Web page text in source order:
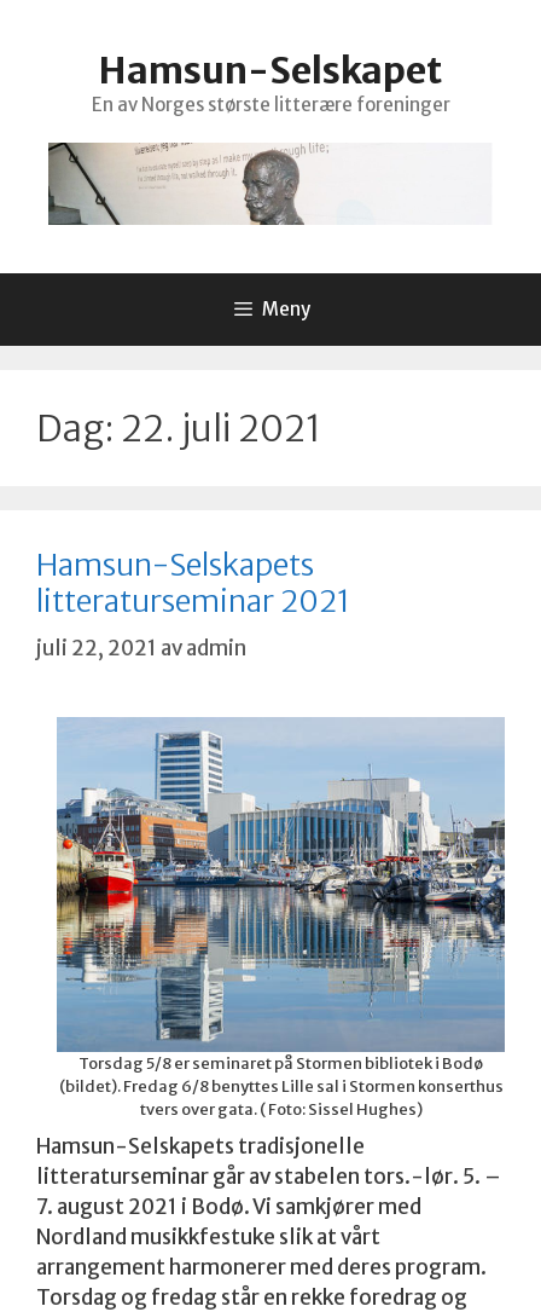
Hamsun-Selskapet
En av Norges største litterære foreninger
Meny
Dag: 22. juli 2021
Hamsun-Selskapets
litteraturseminar 2021
juli 22, 2021 avadmin
Torsdag 5/8 er seminaret på Stormen bibliotek i Bodø
(bildet). Fredag 6/8 benyttes Lille sal i Stormen konserthus
tvers over gata. ( Foto: Sissel Hughes)
Hamsun-Selskapets tradisjonelle
litteraturseminar går av stabelen tors.-lør. 5. –
7. august 2021 i Bodø. Vi samkjører med
Nordland musikkfestuke slik at vårt
arrangement harmonerer med deres program.
Torsdag og fredag står en rekke foredrag og